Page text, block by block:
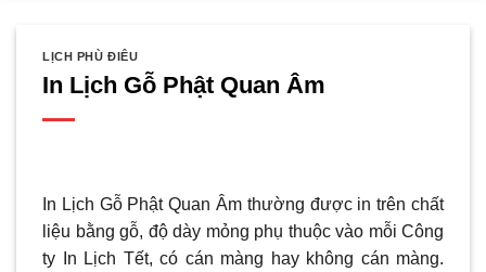
LỊCH PHÙ ĐIÊU
In Lịch Gỗ Phật Quan Âm
In Lịch Gỗ Phật Quan Âm thường được in trên chất
liệu bằng gỗ, độ dày mỏng phụ thuộc vào mỗi Công
ty In Lịch Tết, có cán màng hay không cán màng.